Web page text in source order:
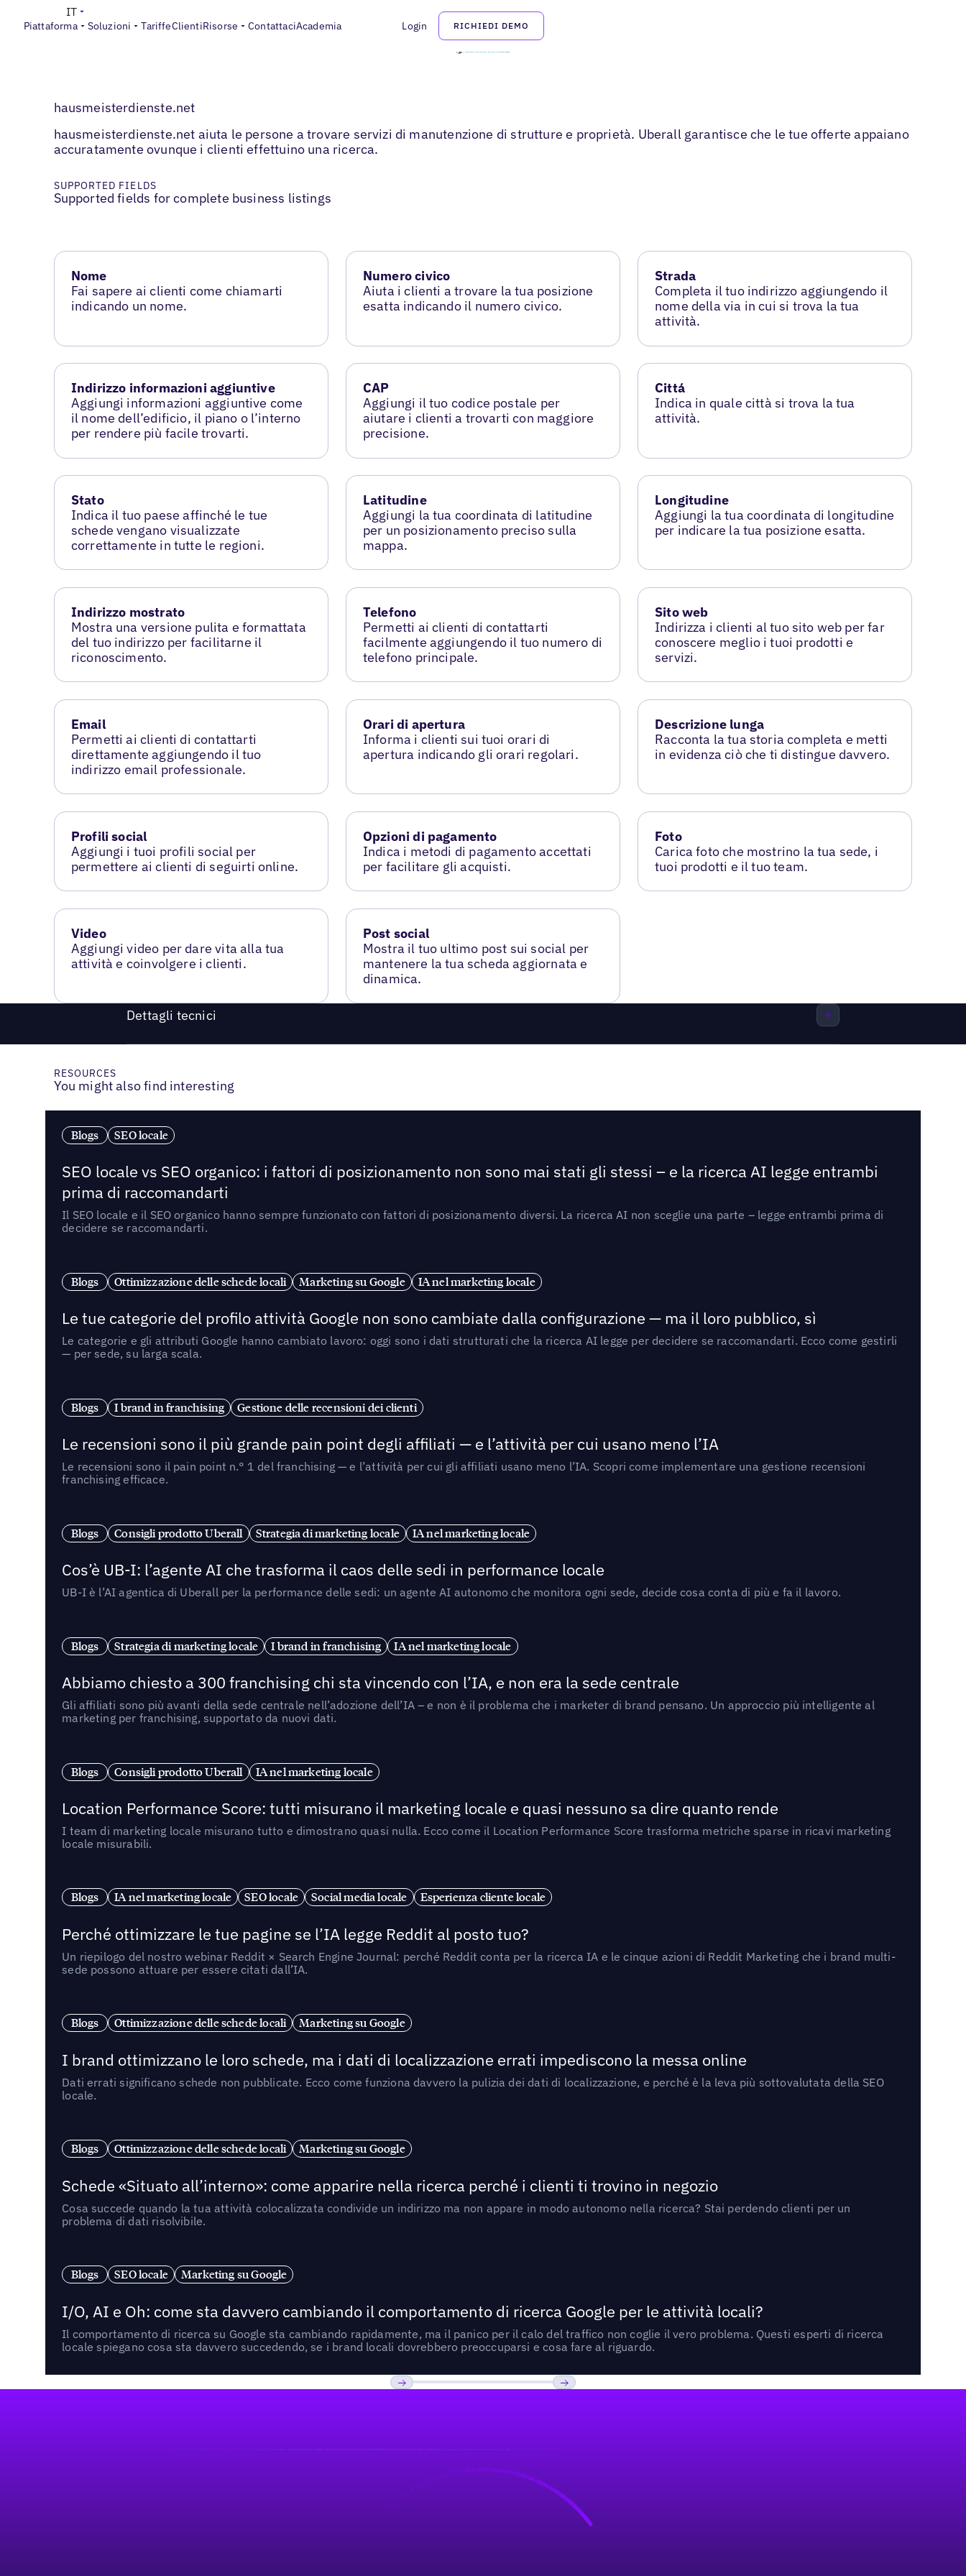
Piattaforma Soluzioni TariffeClientiRisorse ContattaciAcademia Login RICHIEDI DEMO
IT
hausmeisterdienste.net
hausmeisterdienste.net aiuta le persone a trovare servizi di manutenzione di strutture e proprietà. Uberall garantisce che le tue offerte appaiano
accuratamente ovunque i clienti effettuino una ricerca.
SUPPORTED FIELDS
Supported fields for complete business listings
Nome
Fai sapere ai clienti come chiamarti
indicando un nome.
Numero civico
Aiuta i clienti a trovare la tua posizione
esatta indicando il numero civico.
Strada
Completa il tuo indirizzo aggiungendo il
nome della via in cui si trova la tua
attività.
Indirizzo informazioni aggiuntive
Aggiungi informazioni aggiuntive come
il nome dell’edificio, il piano o l’interno
per rendere più facile trovarti.
CAP
Aggiungi il tuo codice postale per
aiutare i clienti a trovarti con maggiore
precisione.
Cittá
Indica in quale città si trova la tua
attività.
Stato
Indica il tuo paese affinché le tue
schede vengano visualizzate
correttamente in tutte le regioni.
Latitudine
Aggiungi la tua coordinata di latitudine
per un posizionamento preciso sulla
mappa.
Longitudine
Aggiungi la tua coordinata di longitudine
per indicare la tua posizione esatta.
Indirizzo mostrato
Mostra una versione pulita e formattata
del tuo indirizzo per facilitarne il
riconoscimento.
Telefono
Permetti ai clienti di contattarti
facilmente aggiungendo il tuo numero di
telefono principale.
Sito web
Indirizza i clienti al tuo sito web per far
conoscere meglio i tuoi prodotti e
servizi.
Email
Permetti ai clienti di contattarti
direttamente aggiungendo il tuo
indirizzo email professionale.
Orari di apertura
Informa i clienti sui tuoi orari di
apertura indicando gli orari regolari.
Descrizione lunga
Racconta la tua storia completa e metti
in evidenza ciò che ti distingue davvero.
Profili social
Aggiungi i tuoi profili social per
permettere ai clienti di seguirti online.
Opzioni di pagamento
Indica i metodi di pagamento accettati
per facilitare gli acquisti.
Foto
Carica foto che mostrino la tua sede, i
tuoi prodotti e il tuo team.
Video
Aggiungi video per dare vita alla tua
attività e coinvolgere i clienti.
Post social
Mostra il tuo ultimo post sui social per
mantenere la tua scheda aggiornata e
dinamica.
Dettagli tecnici
RESOURCES
You might also find interesting
Blogs SEO locale
SEO locale vs SEO organico: i fattori di posizionamento non sono mai stati gli stessi – e la ricerca AI legge entrambi
prima di raccomandarti
Il SEO locale e il SEO organico hanno sempre funzionato con fattori di posizionamento diversi. La ricerca AI non sceglie una parte – legge entrambi prima di
decidere se raccomandarti.
Blogs Ottimizzazione delle schede locali Marketing su Google IA nel marketing locale
Le tue categorie del profilo attività Google non sono cambiate dalla configurazione — ma il loro pubblico, sì
Le categorie e gli attributi Google hanno cambiato lavoro: oggi sono i dati strutturati che la ricerca AI legge per decidere se raccomandarti. Ecco come gestirli
— per sede, su larga scala.
Blogs I brand in franchising Gestione delle recensioni dei clienti
Le recensioni sono il più grande pain point degli affiliati — e l’attività per cui usano meno l’IA
Le recensioni sono il pain point n.° 1 del franchising — e l’attività per cui gli affiliati usano meno l’IA. Scopri come implementare una gestione recensioni
franchising efficace.
Blogs Consigli prodotto Uberall Strategia di marketing locale IA nel marketing locale
Cos’è UB-I: l’agente AI che trasforma il caos delle sedi in performance locale
UB-I è l’AI agentica di Uberall per la performance delle sedi: un agente AI autonomo che monitora ogni sede, decide cosa conta di più e fa il lavoro.
Blogs Strategia di marketing locale I brand in franchising IA nel marketing locale
Abbiamo chiesto a 300 franchising chi sta vincendo con l’IA, e non era la sede centrale
Gli affiliati sono più avanti della sede centrale nell’adozione dell’IA – e non è il problema che i marketer di brand pensano. Un approccio più intelligente al
marketing per franchising, supportato da nuovi dati.
Blogs Consigli prodotto Uberall IA nel marketing locale
Location Performance Score: tutti misurano il marketing locale e quasi nessuno sa dire quanto rende
I team di marketing locale misurano tutto e dimostrano quasi nulla. Ecco come il Location Performance Score trasforma metriche sparse in ricavi marketing
locale misurabili.
Blogs IA nel marketing locale SEO locale Social media locale Esperienza cliente locale
Perché ottimizzare le tue pagine se l’IA legge Reddit al posto tuo?
Un riepilogo del nostro webinar Reddit × Search Engine Journal: perché Reddit conta per la ricerca IA e le cinque azioni di Reddit Marketing che i brand multi-
sede possono attuare per essere citati dall’IA.
Blogs Ottimizzazione delle schede locali Marketing su Google
I brand ottimizzano le loro schede, ma i dati di localizzazione errati impediscono la messa online
Dati errati significano schede non pubblicate. Ecco come funziona davvero la pulizia dei dati di localizzazione, e perché è la leva più sottovalutata della SEO
locale.
Blogs Ottimizzazione delle schede locali Marketing su Google
Schede «Situato all’interno»: come apparire nella ricerca perché i clienti ti trovino in negozio
Cosa succede quando la tua attività colocalizzata condivide un indirizzo ma non appare in modo autonomo nella ricerca? Stai perdendo clienti per un
problema di dati risolvibile.
Blogs SEO locale Marketing su Google
I/O, AI e Oh: come sta davvero cambiando il comportamento di ricerca Google per le attività locali?
Il comportamento di ricerca su Google sta cambiando rapidamente, ma il panico per il calo del traffico non coglie il vero problema. Questi esperti di ricerca
locale spiegano cosa sta davvero succedendo, se i brand locali dovrebbero preoccuparsi e cosa fare al riguardo.